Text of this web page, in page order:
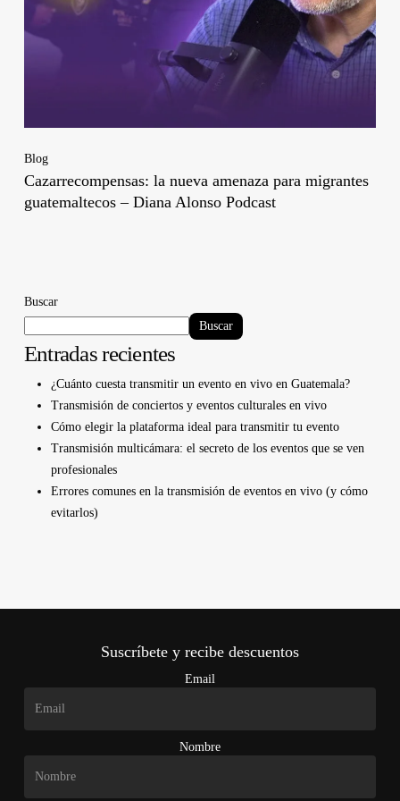
Blog
Cazarrecompensas: la nueva amenaza para migrantes
guatemaltecos – Diana Alonso Podcast
Buscar
Buscar
Entradas recientes
¿Cuánto cuesta transmitir un evento en vivo en Guatemala?
Transmisión de conciertos y eventos culturales en vivo
Cómo elegir la plataforma ideal para transmitir tu evento
Transmisión multicámara: el secreto de los eventos que se ven
profesionales
Errores comunes en la transmisión de eventos en vivo (y cómo
evitarlos)
Suscríbete y recibe descuentos
Email
Nombre